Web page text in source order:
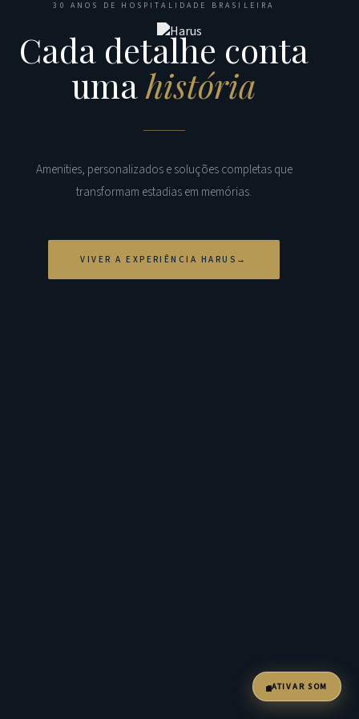
30 ANOS DE HOSPITALIDADE BRASILEIRA
Cada detalhe conta
umahistória
Amenities, personalizados e soluções completas que
transformam estadias em memórias.
VIVER A EXPERIÊNCIA HARUS
ATIVAR SOM